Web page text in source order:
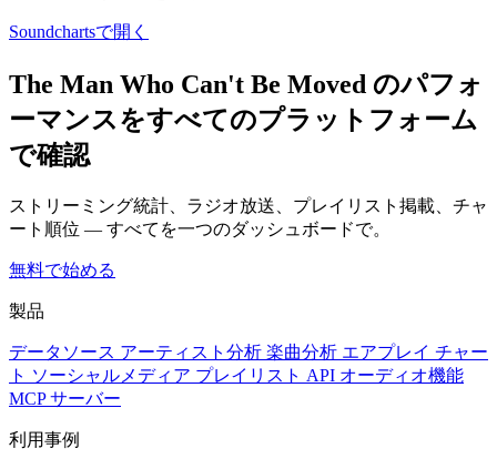
Soundchartsで開く
The Man Who Can't Be Moved のパフォ
ーマンスをすべてのプラットフォーム
で確認
ストリーミング統計、ラジオ放送、プレイリスト掲載、チャ
ート順位 — すべてを一つのダッシュボードで。
無料で始める
製品
データソース アーティスト分析 楽曲分析 エアプレイ チャー
ト ソーシャルメディア プレイリスト API オーディオ機能
MCP サーバー
利用事例